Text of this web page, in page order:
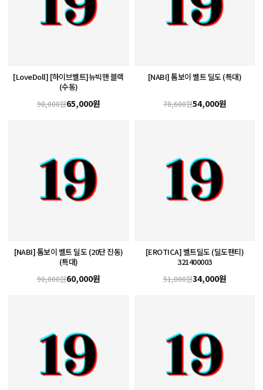
[LoveDoll] [하이브벨트]뉴빅맨 블랙
(수동)
98,000원65,000원
[NABI] 톰보이 벨트 딜도 (특대)
78,600원54,000원
[NABI] 톰보이 벨트 딜도 (20단 진동)
(특대)
90,000원60,000원
[EROTICA] 벨트딜도 (딜도팬티)
321400003
51,000원34,000원